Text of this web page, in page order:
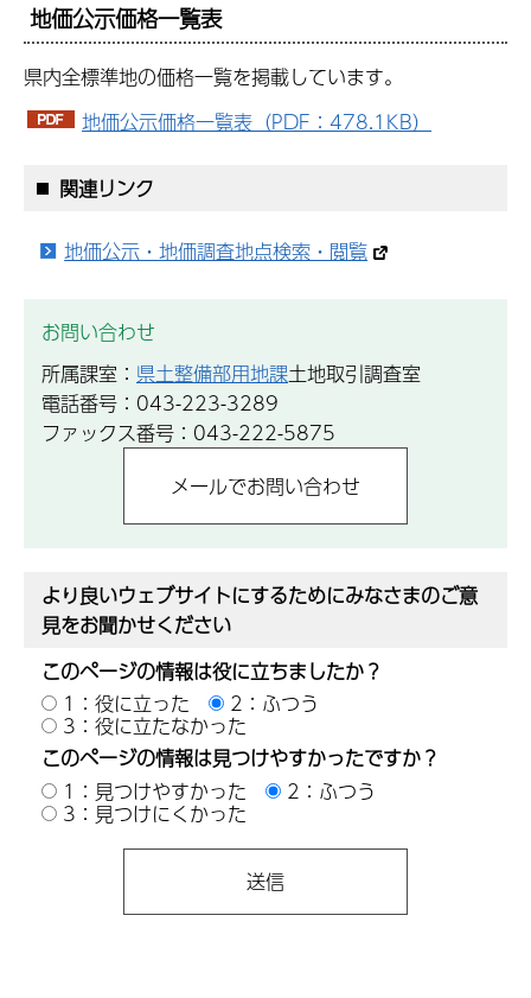
地価公示価格一覧表
県内全標準地の価格一覧を掲載しています。
地価公示価格一覧表（PDF：478.1KB）
関連リンク
地価公示・地価調査地点検索・閲覧
お問い合わせ
所属課室： 県土整備部用地課土地取引調査室
電話番号：043-223-3289
ファックス番号：043-222-5875
より良いウェブサイトにするためにみなさまのご意
見をお聞かせください
このページの情報は役に立ちましたか？
1：役に立った
2：ふつう
3：役に立たなかった
このページの情報は見つけやすかったですか？
1：見つけやすかった
2：ふつう
3：見つけにくかった